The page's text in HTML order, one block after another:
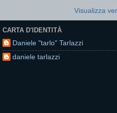
Visualizza
CARTA D'IDENTITÀ
Daniele "tarlo" Tarlazzi
daniele tarlazzi